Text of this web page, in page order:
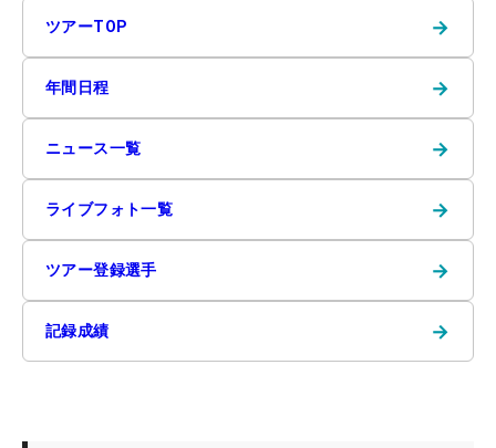
ツアーTOP →
年間日程 →
ニュース一覧 →
ライブフォト一覧 →
ツアー登録選手 →
記録成績 →